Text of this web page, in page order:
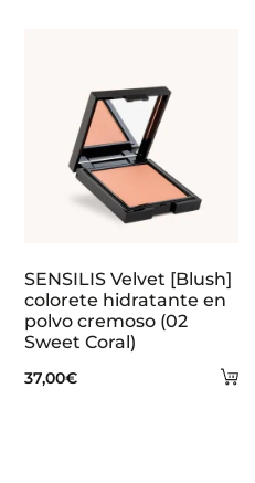
SENSILIS Velvet [Blush]
colorete hidratante en
polvo cremoso (02
Sweet Coral)
37,00€